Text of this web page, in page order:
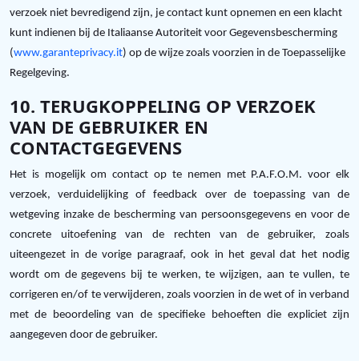
verzoek niet bevredigend zijn, je contact kunt opnemen en een klacht
kunt indienen bij de Italiaanse Autoriteit voor Gegevensbescherming
(www.garanteprivacy.it) op de wijze zoals voorzien in de Toepasselijke
Regelgeving.
10. TERUGKOPPELING OP VERZOEK
VAN DE GEBRUIKER EN
CONTACTGEGEVENS
Het is mogelijk om contact op te nemen met P.A.F.O.M. voor elk
verzoek, verduidelijking of feedback over de toepassing van de
wetgeving inzake de bescherming van persoonsgegevens en voor de
concrete uitoefening van de rechten van de gebruiker, zoals
uiteengezet in de vorige paragraaf, ook in het geval dat het nodig
wordt om de gegevens bij te werken, te wijzigen, aan te vullen, te
corrigeren en/of te verwijderen, zoals voorzien in de wet of in verband
met de beoordeling van de specifieke behoeften die expliciet zijn
aangegeven door de gebruiker.